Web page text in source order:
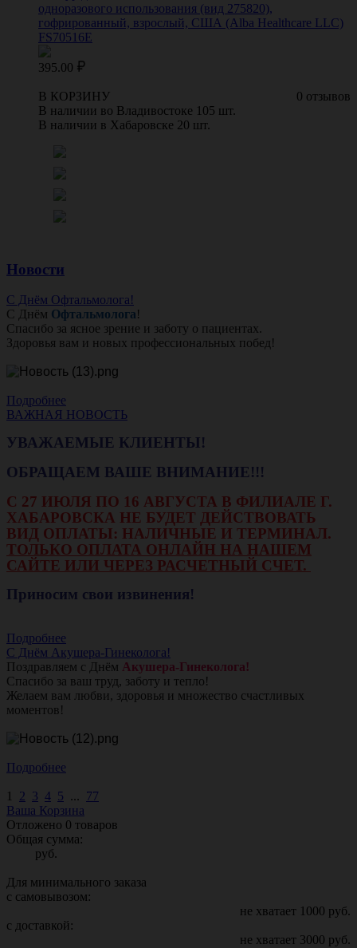
одноразового использования (вид 275820),
гофрированный, взрослый, США (Alba Healthcare LLC)
FS70516E
395.00
0 отзывов
В КОРЗИНУ
В наличии во Владивостоке 105 шт.
В наличии в Хабаровске 20 шт.
Новости
С Днём Офтальмолога!
С Днём Офтальмолога!
Спасибо за ясное зрение и заботу о пациентах.
Здоровья вам и новых профессиональных побед!
Подробнее
ВАЖНАЯ НОВОСТЬ
УВАЖАЕМЫЕ КЛИЕНТЫ!
ОБРАЩАЕМ ВАШЕ ВНИМАНИЕ!!!
С 27 ИЮЛЯ ПО 16 АВГУСТА В ФИЛИАЛЕ Г.
ХАБАРОВСКА НЕ БУДЕТ ДЕЙСТВОВАТЬ
ВИД ОПЛАТЫ: НАЛИЧНЫЕ И ТЕРМИНАЛ.
ТОЛЬКО ОПЛАТА ОНЛАЙН НА НАШЕМ
САЙТЕ ИЛИ ЧЕРЕЗ РАСЧЕТНЫЙ СЧЕТ.
Приносим свои извинения!
Подробнее
С Днём Акушера-Гинеколога!
Поздравляем с Днём Акушера-Гинеколога!
Спасибо за ваш труд, заботу и тепло!
Желаем вам любви, здоровья и множество счастливых
моментов!
Подробнее
1 2 3 4 5 ... 77
Ваша Корзина
Отложено 0 товаров
Общая сумма:
руб.
Для минимального заказа
с самовывозом:
не хватает 1000 руб.
с доставкой:
не хватает 3000 руб.